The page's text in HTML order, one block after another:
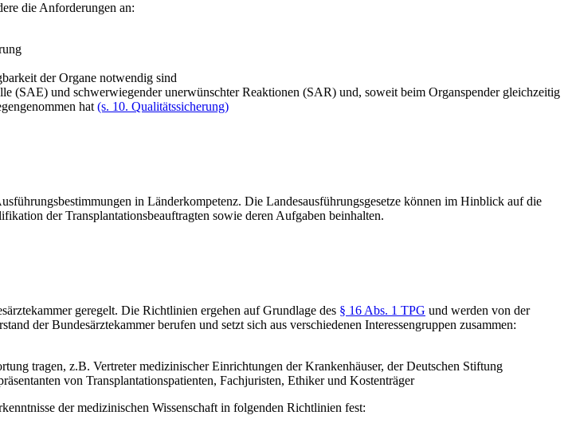
die Anforderungen an:
der Organe notwendig sind
und schwerwiegender unerwünschter Reaktionen (SAR)​ und, soweit beim Organspender gleichzeitig
hat (s. 10. Qualitätssicherung)
in Länderkompetenz. Die Landesausführungsgesetze können im Hinblick auf die
der Transplantationsbeauftragten sowie deren Aufgaben beinhalten.
geregelt. Die Richtlinien ergehen auf Grundlage des § 16 Abs. 1 TPG​ und werden von der
der Bundesärztekammer berufen und setzt sich aus verschiedenen Interessengruppen zusammen:
tragen, z.B. Vertreter medizinischer Einrichtungen der Krankenhäuser, der Deutschen Stiftung
von Transplantationspatienten, Fachjuristen, Ethiker und Kostenträger
der medizinischen Wissenschaft in folgenden Richtlinien fest: